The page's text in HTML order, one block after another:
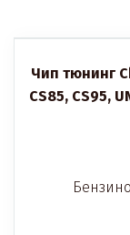
Чип тюнинг
CS85, CS95,